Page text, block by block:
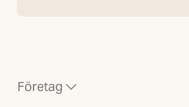
Företag